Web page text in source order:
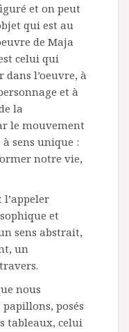
et on peut
qui est au
de Maja
celui qui
l’oeuvre, à
et à
la
le mouvement
sens unique :
notre vie,
et
sens abstrait,
un
nous
posés
tableaux, celui